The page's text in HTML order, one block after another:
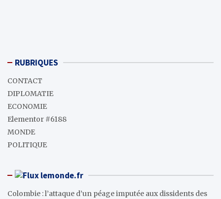
RUBRIQUES
CONTACT
DIPLOMATIE
ECONOMIE
Elementor #6188
MONDE
POLITIQUE
lemonde.fr
Colombie : l’attaque d’un péage imputée aux dissidents des